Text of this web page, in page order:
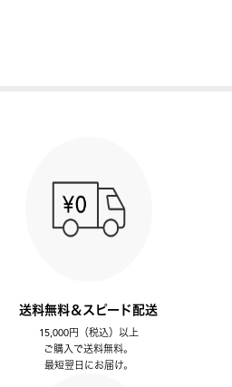
送料無料＆スピード配送
15,000円（税込）以上
ご購入で送料無料。
最短翌日にお届け。